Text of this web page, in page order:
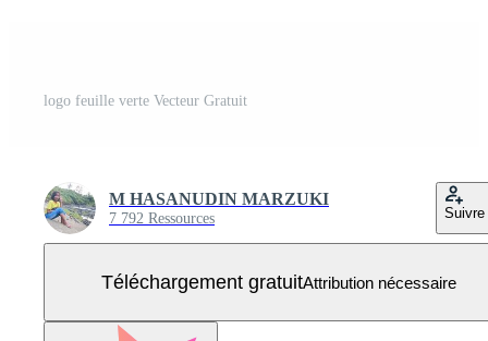
logo feuille verte Vecteur Gratuit
M HASANUDIN MARZUKI
7 792 Ressources Suivre
Téléchargement gratuitAttribution nécessaire